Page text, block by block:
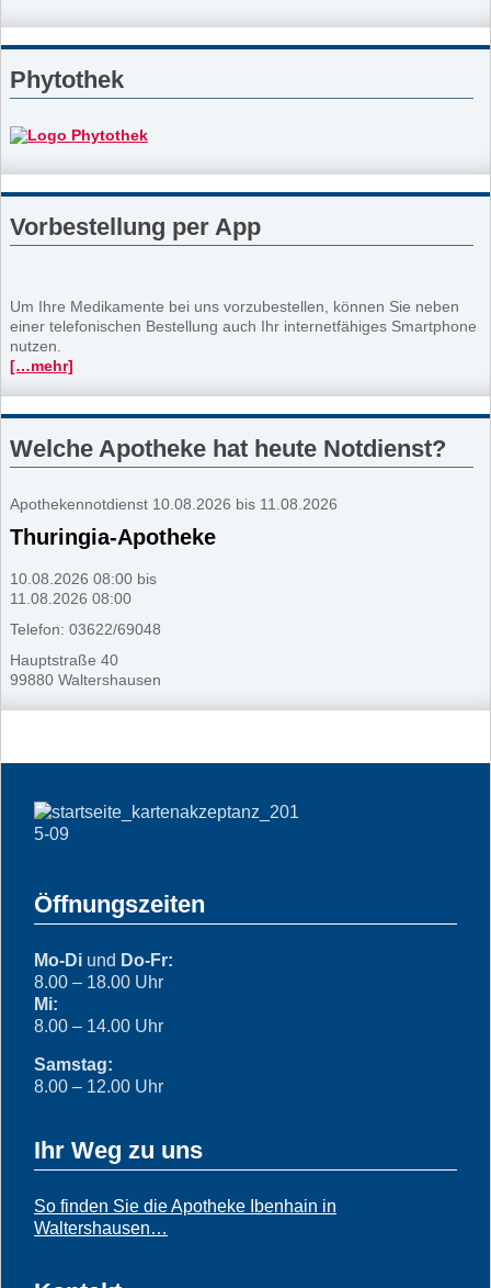
in Teilzeit.
Phytothek
Vorbestellung per App
Um Ihre Medikamente bei uns vorzubestellen, können Sie neben
einer telefonischen Bestellung auch Ihr internetfähiges Smartphone
nutzen.
[…mehr]
Welche Apotheke hat heute Notdienst?
Apothekennotdienst 10.08.2026 bis 11.08.2026
Thuringia-Apotheke
10.08.2026 08:00 bis
11.08.2026 08:00
Telefon: 03622/69048
Hauptstraße 40
99880 Waltershausen
Öffnungszeiten
Mo-Di und Do-Fr:
8.00 – 18.00 Uhr
Mi:
8.00 – 14.00 Uhr
Samstag:
8.00 – 12.00 Uhr
Ihr Weg zu uns
So finden Sie die Apotheke Ibenhain in
Waltershausen…